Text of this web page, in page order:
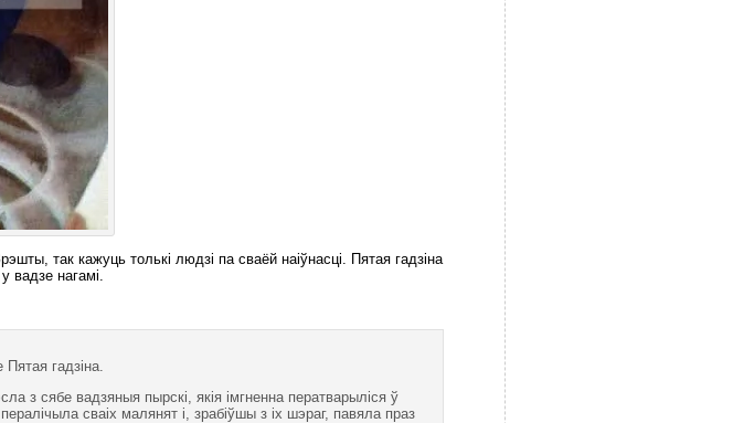
так кажуць толькі людзі па сваёй наіўнасці. Пятая гадзіна
вадзе нагамі.
гадзіна.
з сябе вадзяныя пырскі, якія імгненна ператварыліся ў
сваіх малянят і, зрабіўшы з іх шэраг, павяла праз